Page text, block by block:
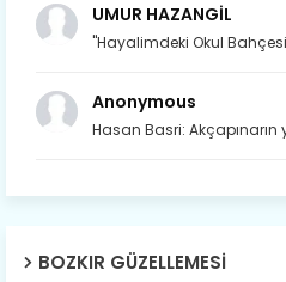
UMUR HAZANGİL
"Hayalimdeki Okul
Anonymous
Hasan Basri:
BOZKIR GÜZELLEMESI